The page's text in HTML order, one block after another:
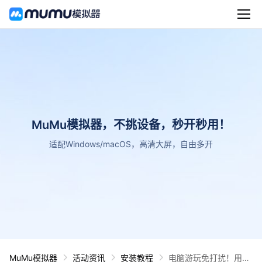
MuMu模拟器，不挑设备，秒开秒用！
适配Windows/macOS，高清大屏，自由多开
MuMu模拟器 活动资讯 安装教程
电脑游玩免打扰！用M